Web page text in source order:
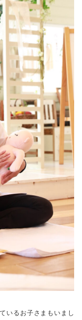
いるお子さまもいまし